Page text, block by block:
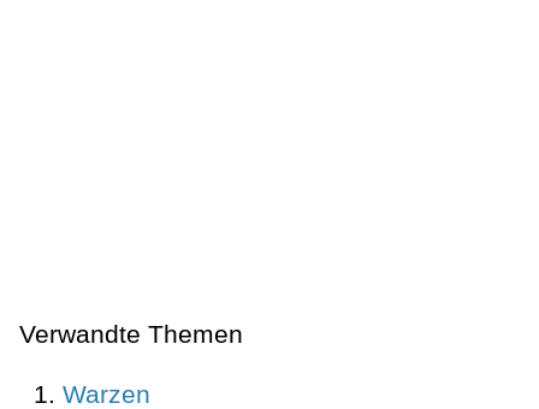
Verwandte Themen
Warzen